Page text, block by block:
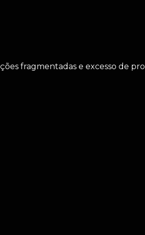
fragmentadas e excesso de